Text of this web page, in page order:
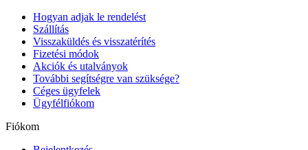
Hogyan adjak le rendelést
Szállítás
Visszaküldés és visszatérítés
Fizetési módok
Akciók és utalványok
További segítségre van szüksége?
Céges ügyfelek
Ügyfélfiókom
Fiókom